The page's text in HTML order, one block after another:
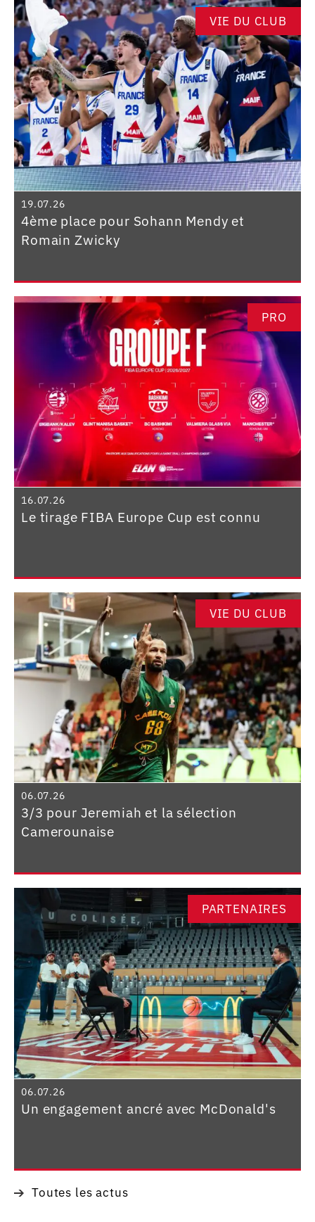
VIE DU CLUB
19.07.26
4ème place pour Sohann Mendy et
Romain Zwicky
PRO
16.07.26
Le tirage FIBA Europe Cup est connu
VIE DU CLUB
06.07.26
3/3 pour Jeremiah et la sélection
Camerounaise
PARTENAIRES
06.07.26
Un engagement ancré avec McDonald's
Toutes les actus